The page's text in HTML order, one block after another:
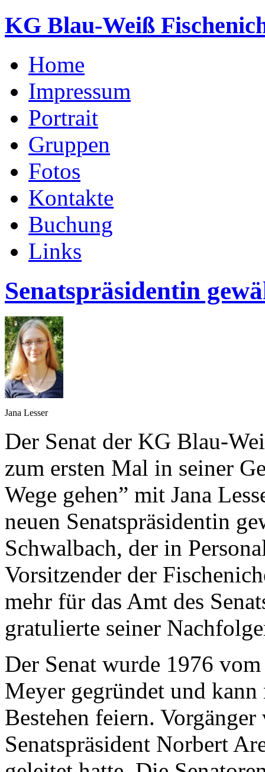
KG Blau-Weiß
Home
Impressum
Portrait
Gruppen
Fotos
Kontakte
Buchung
Links
Senatspräsidentin
Jana Lesser
Der Senat der KG Blau-
zum ersten Mal in seiner
Wege gehen” mit Jana
neuen Senatspräsidentin
Schwalbach, der in
Vorsitzender der
mehr für das Amt des
gratulierte seiner
Der Senat wurde 1976
Meyer gegründet und kann
Bestehen feiern.
Senatspräsident Norbert